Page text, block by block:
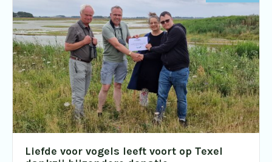
Liefde voor vogels leeft voort op Texel